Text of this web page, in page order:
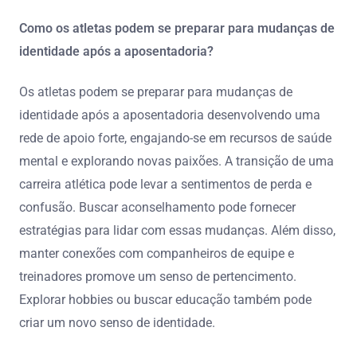
Como os atletas podem se preparar para mudanças de
identidade após a aposentadoria?
Os atletas podem se preparar para mudanças de
identidade após a aposentadoria desenvolvendo uma
rede de apoio forte, engajando-se em recursos de saúde
mental e explorando novas paixões. A transição de uma
carreira atlética pode levar a sentimentos de perda e
confusão. Buscar aconselhamento pode fornecer
estratégias para lidar com essas mudanças. Além disso,
manter conexões com companheiros de equipe e
treinadores promove um senso de pertencimento.
Explorar hobbies ou buscar educação também pode
criar um novo senso de identidade.